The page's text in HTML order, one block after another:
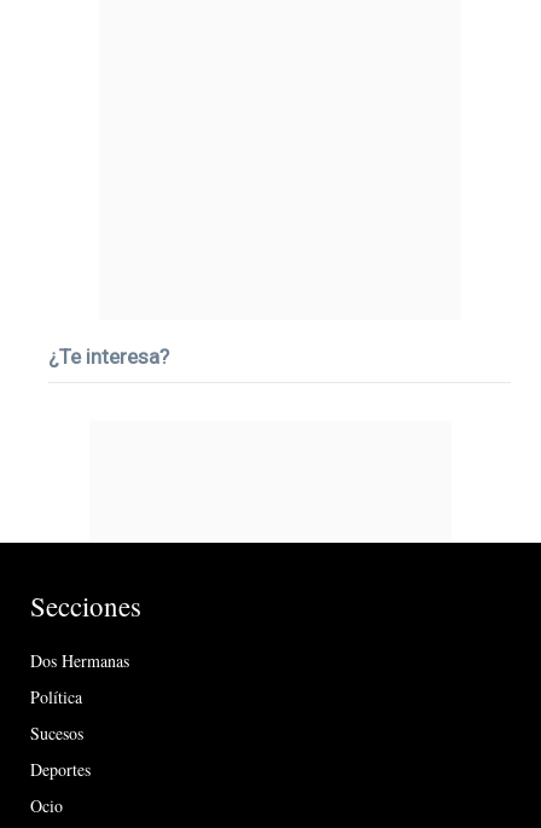
¿Te interesa?
Secciones
Dos Hermanas
Política
Sucesos
Deportes
Ocio